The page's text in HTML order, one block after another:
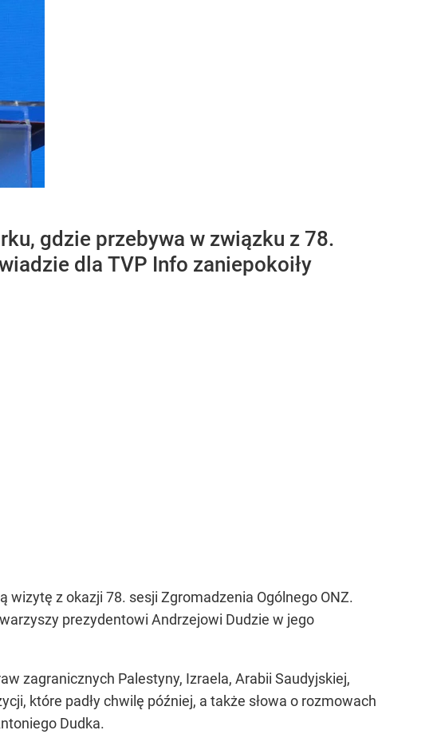
gdzie przebywa w związku z 78.
dla TVP Info zaniepokoiły
z okazji 78. sesji Zgromadzenia Ogólnego ONZ.
prezydentowi Andrzejowi Dudzie w jego
zagranicznych Palestyny, Izraela, Arabii Saudyjskiej,
które padły chwilę później, a także słowa o rozmowach
Dudka.